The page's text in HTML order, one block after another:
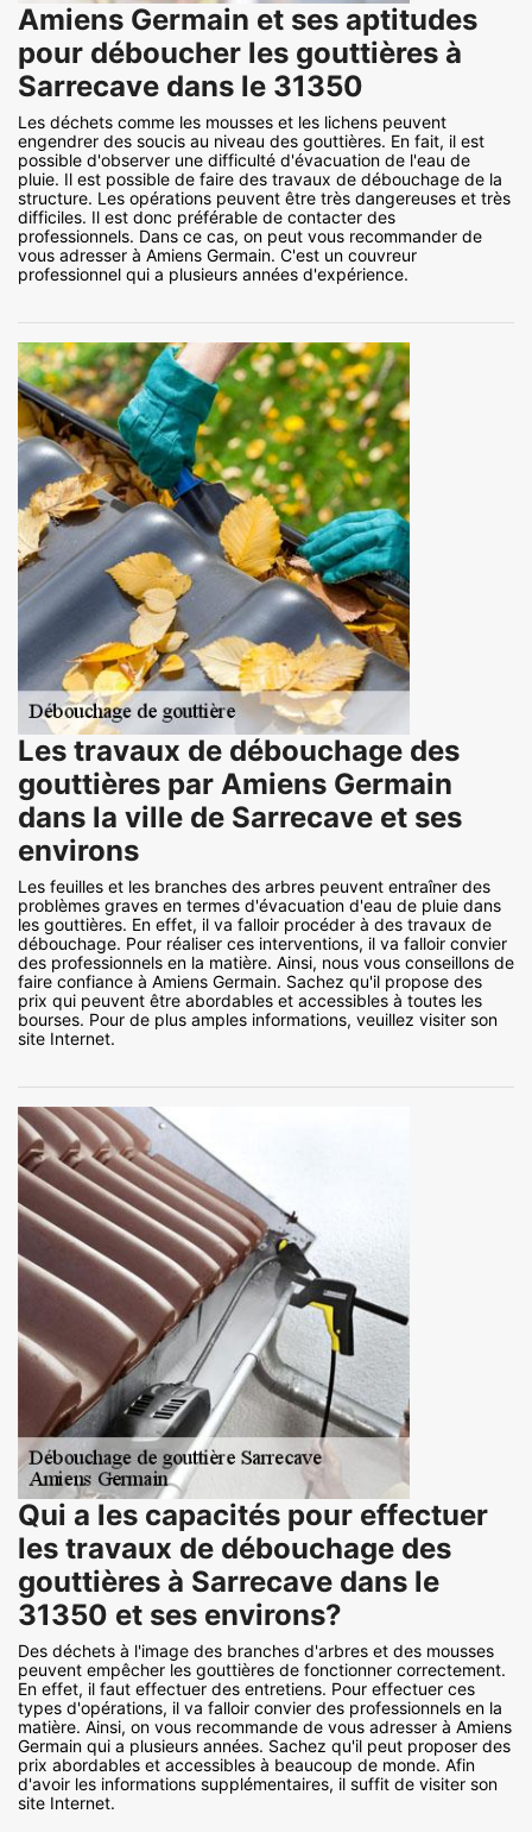
Amiens Germain et ses aptitudes
pour déboucher les gouttières à
Sarrecave dans le 31350
Les déchets comme les mousses et les lichens peuvent
engendrer des soucis au niveau des gouttières. En fait, il est
possible d'observer une difficulté d'évacuation de l'eau de
pluie. Il est possible de faire des travaux de débouchage de la
structure. Les opérations peuvent être très dangereuses et très
difficiles. Il est donc préférable de contacter des
professionnels. Dans ce cas, on peut vous recommander de
vous adresser à Amiens Germain. C'est un couvreur
professionnel qui a plusieurs années d'expérience.
Les travaux de débouchage des
gouttières par Amiens Germain
dans la ville de Sarrecave et ses
environs
Les feuilles et les branches des arbres peuvent entraîner des
problèmes graves en termes d'évacuation d'eau de pluie dans
les gouttières. En effet, il va falloir procéder à des travaux de
débouchage. Pour réaliser ces interventions, il va falloir convier
des professionnels en la matière. Ainsi, nous vous conseillons de
faire confiance à Amiens Germain. Sachez qu'il propose des
prix qui peuvent être abordables et accessibles à toutes les
bourses. Pour de plus amples informations, veuillez visiter son
site Internet.
Qui a les capacités pour effectuer
les travaux de débouchage des
gouttières à Sarrecave dans le
31350 et ses environs?
Des déchets à l'image des branches d'arbres et des mousses
peuvent empêcher les gouttières de fonctionner correctement.
En effet, il faut effectuer des entretiens. Pour effectuer ces
types d'opérations, il va falloir convier des professionnels en la
matière. Ainsi, on vous recommande de vous adresser à Amiens
Germain qui a plusieurs années. Sachez qu'il peut proposer des
prix abordables et accessibles à beaucoup de monde. Afin
d'avoir les informations supplémentaires, il suffit de visiter son
site Internet.